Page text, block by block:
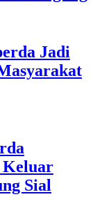
Jadi
Keluar
Sial